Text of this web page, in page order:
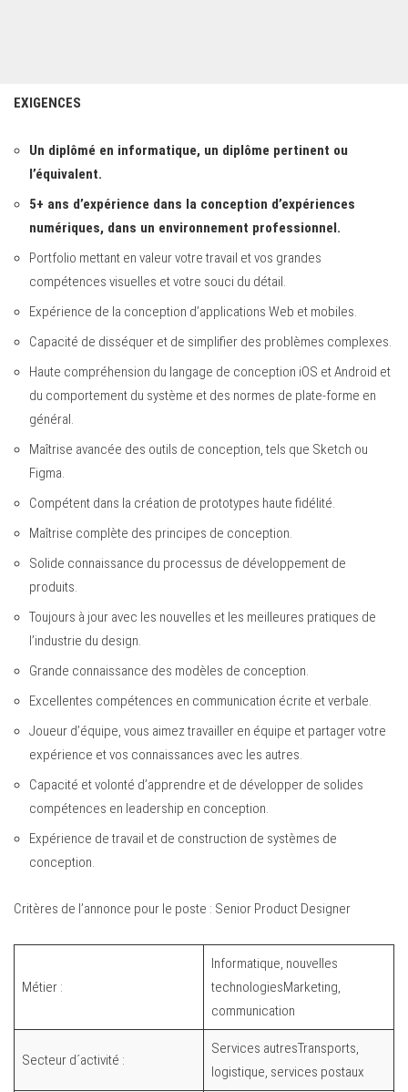
EXIGENCES
Un diplômé en informatique, un diplôme pertinent ou
l’équivalent.
5+ ans d’expérience dans la conception d’expériences
numériques, dans un environnement professionnel.
Portfolio mettant en valeur votre travail et vos grandes
compétences visuelles et votre souci du détail.
Expérience de la conception d’applications Web et mobiles.
Capacité de disséquer et de simplifier des problèmes complexes.
Haute compréhension du langage de conception iOS et Android et
du comportement du système et des normes de plate-forme en
général.
Maîtrise avancée des outils de conception, tels que Sketch ou
Figma.
Compétent dans la création de prototypes haute fidélité.
Maîtrise complète des principes de conception.
Solide connaissance du processus de développement de
produits.
Toujours à jour avec les nouvelles et les meilleures pratiques de
l’industrie du design.
Grande connaissance des modèles de conception.
Excellentes compétences en communication écrite et verbale.
Joueur d’équipe, vous aimez travailler en équipe et partager votre
expérience et vos connaissances avec les autres.
Capacité et volonté d’apprendre et de développer de solides
compétences en leadership en conception.
Expérience de travail et de construction de systèmes de
conception.
Critères de l’annonce pour le poste : Senior Product Designer
Métier :
Informatique, nouvelles
technologiesMarketing,
communication
Secteur d´activité :
Services autresTransports,
logistique, services postaux